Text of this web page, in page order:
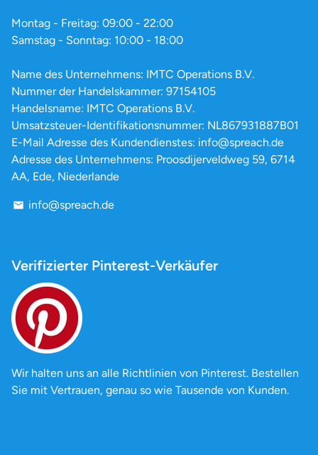
Montag - Freitag: 09:00 - 22:00
Samstag - Sonntag: 10:00 - 18:00
Name des Unternehmens: IMTC Operations B.V.
Nummer der Handelskammer: 97154105
Handelsname: IMTC Operations B.V.
Umsatzsteuer-Identifikationsnummer: NL867931887B01
E-Mail Adresse des Kundendienstes: info@spreach.de
Adresse des Unternehmens: Proosdijerveldweg 59, 6714
AA, Ede, Niederlande
email info@spreach.de
Verifizierter Pinterest-Verkäufer
Wir halten uns an alle Richtlinien von Pinterest. Bestellen
Sie mit Vertrauen, genau so wie Tausende von Kunden.